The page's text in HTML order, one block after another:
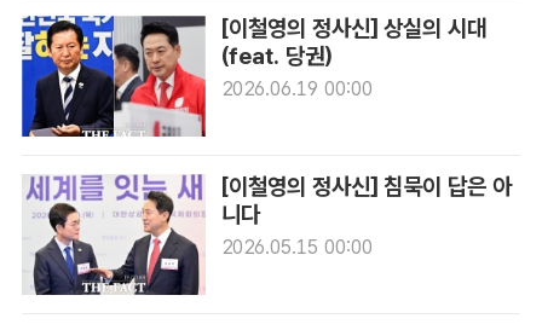
[이철영의 정사신] 상실의 시대
(feat. 당권)
2026.06.19 00:00
[이철영의 정사신] 침묵이 답은 아
니다
2026.05.15 00:00